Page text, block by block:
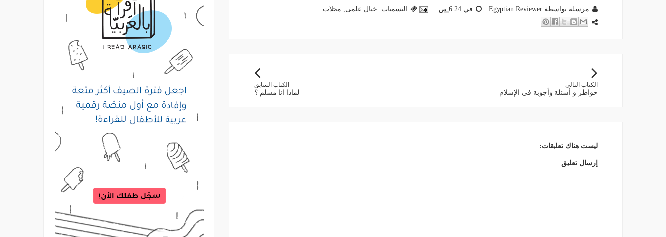
مرسلة بواسطة Egyptian Reviewer في 6:24 ص التسميات: خيال علمى, مجلات
الكتاب السابق
لماذا انا مسلم ؟
الكتاب التالى
خواطر و أسئلة وأجوبة في الإسلام
ليست هناك تعليقات:
إرسال تعليق